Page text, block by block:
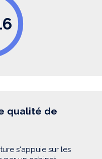
qualité de
s'appuie sur les